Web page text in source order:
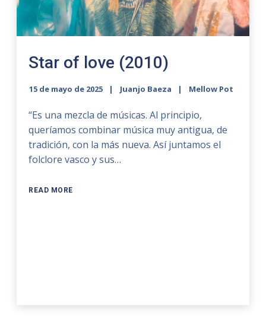
Star of love (2010)
15 de mayo de 2025 Juanjo Baeza Mellow Pot
“Es una mezcla de músicas. Al principio,
queríamos combinar música muy antigua, de
tradición, con la más nueva. Así juntamos el
folclore vasco y sus…
READ MORE